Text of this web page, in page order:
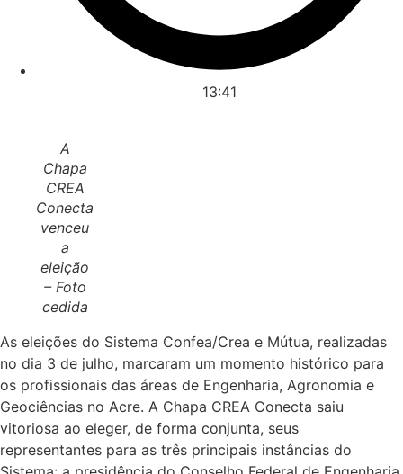
13:41
A
Chapa
CREA
Conecta
venceu
a
eleição
– Foto
cedida
As eleições do Sistema Confea/Crea e Mútua, realizadas
no dia 3 de julho, marcaram um momento histórico para
os profissionais das áreas de Engenharia, Agronomia e
Geociências no Acre. A Chapa CREA Conecta saiu
vitoriosa ao eleger, de forma conjunta, seus
representantes para as três principais instâncias do